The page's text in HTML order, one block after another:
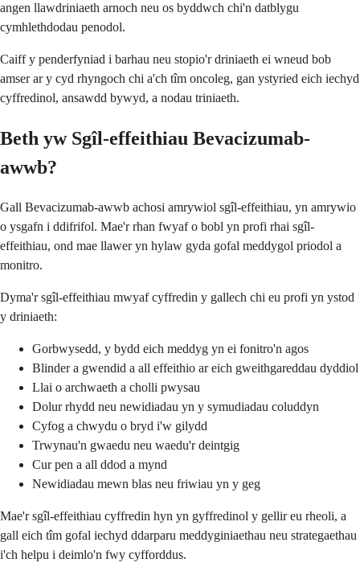
angen llawdriniaeth arnoch neu os byddwch chi'n datblygu
cymhlethdodau penodol.
Caiff y penderfyniad i barhau neu stopio'r driniaeth ei wneud bob
amser ar y cyd rhyngoch chi a'ch tîm oncoleg, gan ystyried eich iechyd
cyffredinol, ansawdd bywyd, a nodau triniaeth.
Beth yw Sgîl-effeithiau Bevacizumab-
awwb?
Gall Bevacizumab-awwb achosi amrywiol sgîl-effeithiau, yn amrywio
o ysgafn i ddifrifol. Mae'r rhan fwyaf o bobl yn profi rhai sgîl-
effeithiau, ond mae llawer yn hylaw gyda gofal meddygol priodol a
monitro.
Dyma'r sgîl-effeithiau mwyaf cyffredin y gallech chi eu profi yn ystod
y driniaeth:
Gorbwysedd, y bydd eich meddyg yn ei fonitro'n agos
Blinder a gwendid a all effeithio ar eich gweithgareddau dyddiol
Llai o archwaeth a cholli pwysau
Dolur rhydd neu newidiadau yn y symudiadau coluddyn
Cyfog a chwydu o bryd i'w gilydd
Trwynau'n gwaedu neu waedu'r deintgig
Cur pen a all ddod a mynd
Newidiadau mewn blas neu friwiau yn y geg
Mae'r sgîl-effeithiau cyffredin hyn yn gyffredinol y gellir eu rheoli, a
gall eich tîm gofal iechyd ddarparu meddyginiaethau neu strategaethau
i'ch helpu i deimlo'n fwy cyfforddus.